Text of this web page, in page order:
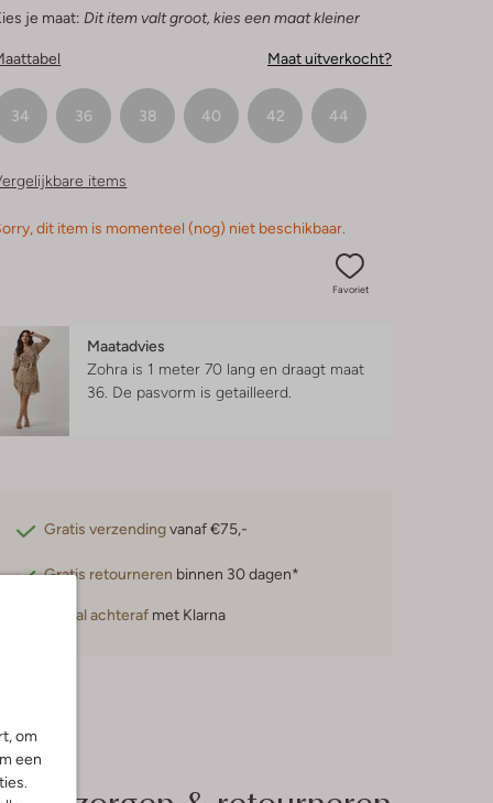
om
een
je maat: Dit item valt groot, kies een maat kleiner
Maat uitverkocht?
34 36 38 40 42 44
items
dit item is momenteel (nog) niet beschikbaar.
Favoriet
Maatadvies
Zohra is 1 meter 70 lang en draagt maat
36. De pasvorm isgetailleerd
Gratis verzendingvanaf €75,-
Gratis retourneren binnen 30 dagen*
Betaal achteraf met Klarna